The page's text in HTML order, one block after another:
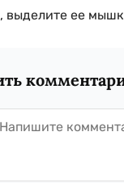
выделите ее